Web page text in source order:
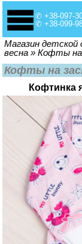
✆ +38-097-
✆ +38-099-
Вы здесь
Магазин детской
весна » Кофты на
Кофты на
Кофтинка